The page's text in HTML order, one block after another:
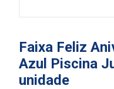
Faixa Feliz
Azul Piscina
unidade